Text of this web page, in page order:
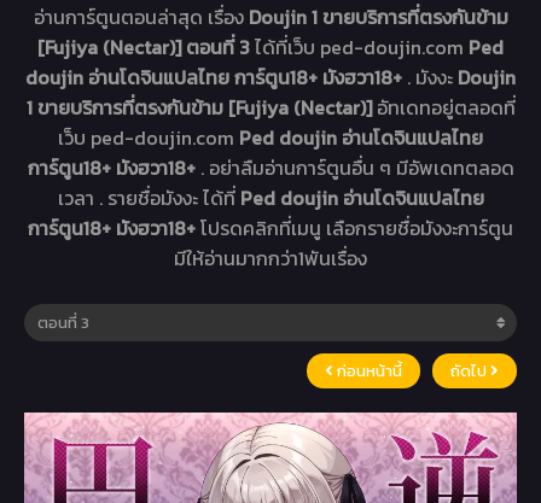
อ่านการ์ตูนตอนล่าสุด เรื่อง Doujin 1 ขายบริการที่ตรงกันข้าม
[Fujiya (Nectar)] ตอนที่ 3ได้ที่เว็บ ped-doujin.com Ped
doujin อ่านโดจินแปลไทย การ์ตูน18+ มังฮวา18+ . มังงะ Doujin
1 ขายบริการที่ตรงกันข้าม [Fujiya (Nectar)]อัทเดทอยู่ตลอดที่
เว็บ ped-doujin.com Ped doujin อ่านโดจินแปลไทย
การ์ตูน18+ มังฮวา18+ . อย่าลืมอ่านการ์ตูนอื่น ๆ มีอัพเดทตลอด
เวลา . รายชื่อมังงะ ได้ที่ Ped doujin อ่านโดจินแปลไทย
การ์ตูน18+ มังฮวา18+โปรดคลิกที่เมนู เลือกรายชื่อมังงะการ์ตูน
มีให้อ่านมากกว่า1พันเรื่อง
ก่อนหน้านี้ ถัดไป